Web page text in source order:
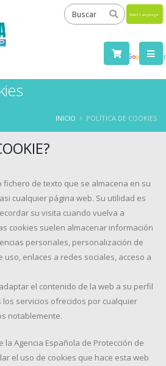
by
INICIO POLÍTICA DE COOKIES
fichero de texto que se almacena en su
cualquier página web. Su utilidad es
su visita cuando vuelva a
cookies suelen almacenar información
personales, personalización de
uso, enlaces a redes sociales, acceso a
el contenido de la web a su perfil
servicios ofrecidos por cualquier
notablemente.
la Agencia Española de Protección de
el uso de cookies que hace esta web